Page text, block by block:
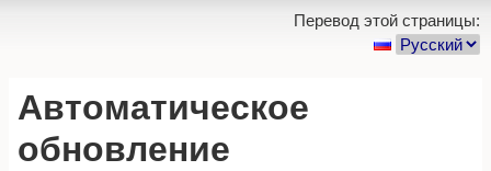
Перевод этой страницы:
Автоматическое
обновление